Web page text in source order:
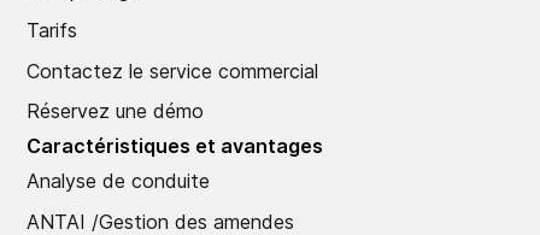
Tarifs
Contactez le service commercial
Réservez une démo
Caractéristiques et avantages
Analyse de conduite
ANTAI /Gestion des amendes